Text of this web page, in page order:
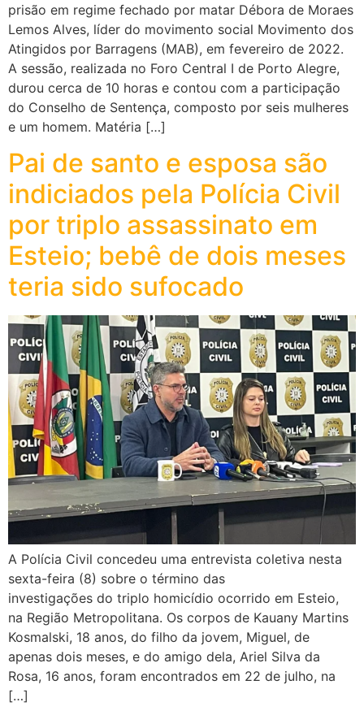
prisão em regime fechado por matar Débora de Moraes
Lemos Alves, líder do movimento social Movimento dos
Atingidos por Barragens (MAB), em fevereiro de 2022.
A sessão, realizada no Foro Central I de Porto Alegre,
durou cerca de 10 horas e contou com a participação
do Conselho de Sentença, composto por seis mulheres
e um homem. Matéria […]
Pai de santo e esposa são
indiciados pela Polícia Civil
por triplo assassinato em
Esteio; bebê de dois meses
teria sido sufocado
A Polícia Civil concedeu uma entrevista coletiva nesta
sexta-feira (8) sobre o término das
investigações do triplo homicídio ocorrido em Esteio,
na Região Metropolitana. Os corpos de Kauany Martins
Kosmalski, 18 anos, do filho da jovem, Miguel, de
apenas dois meses, e do amigo dela, Ariel Silva da
Rosa, 16 anos, foram encontrados em 22 de julho, na
[…]